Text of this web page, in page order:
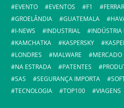
EVENTO
EVENTOS F1
GROELÂNDIA
GUATEMALA
I-NEWS
INDUSTRIAL INDÚSTRIA
KAMCHATKA
KASPERSKY
LONDRES
MALWARE MERCADO
NA ESTRADA
PATENTES
SAS
SEGURANÇA IMPORTA
TECNOLOGIA
TOP100 VIAGENS